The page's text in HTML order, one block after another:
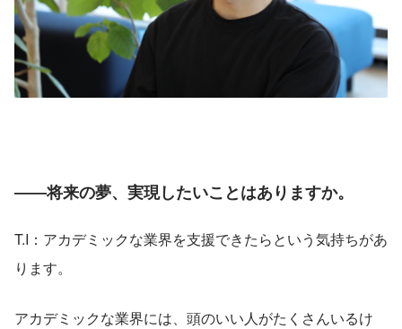
――将来の夢、実現したいことはありますか。
T.I：アカデミックな業界を支援できたらという気持ちがあ
ります。
アカデミックな業界には、頭のいい人がたくさんいるけ